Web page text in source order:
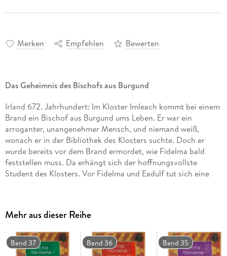
Merken Empfehlen Bewerten
Das Geheimnis des Bischofs aus Burgund
Irland 672. Jahrhundert: Im Kloster Imleach kommt bei einem
Brand ein Bischof aus Burgund ums Leben. Er war ein
arroganter, unangenehmer Mensch, und niemand weiß,
wonach er in der Bibliothek des Klosters suchte. Doch er
wurde bereits vor dem Brand ermordet, wie Fidelma bald
feststellen muss. Da erhängt sich der hoffnungsvollste
Student des Klosters. Vor Fidelma und Eadulf tut sich eine
Die erfolgreichste historische
»Wer einen Roman von Peter Tremayne gelesen hat, der
möchte sie alle lesen. «NDR
Mehr aus dieser Reihe
Band 37 Band 36 Band 35